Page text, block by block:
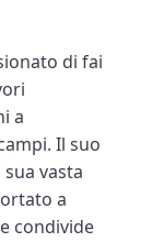
di fai
a
Il suo
vasta
a
condivide